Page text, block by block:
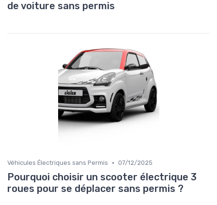
de voiture sans permis
Véhicules Électriques sans Permis • 07/12/2025
Pourquoi choisir un scooter électrique 3
roues pour se déplacer sans permis ?